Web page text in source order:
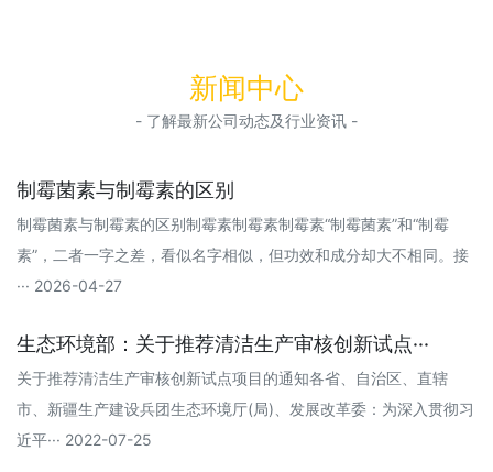
新闻中心
- 了解最新公司动态及行业资讯 -
制霉菌素与制霉素的区别
制霉菌素与制霉素的区别制霉素制霉素制霉素“制霉菌素”和“制霉
素”，二者一字之差，看似名字相似，但功效和成分却大不相同。接
··· 2026-04-27
生态环境部：关于推荐清洁生产审核创新试点···
关于推荐清洁生产审核创新试点项目的通知各省、自治区、直辖
市、新疆生产建设兵团生态环境厅(局)、发展改革委：为深入贯彻习
近平··· 2022-07-25